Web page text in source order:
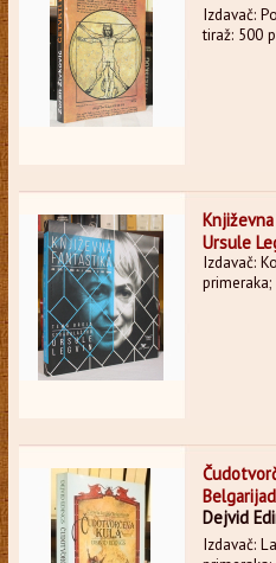
Izdavač:
tiraž: 500
Ursule
Izdavač:
primeraka;
Dejvid
Izdavač: